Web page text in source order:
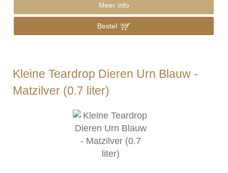
Meer info
Bestel
Kleine Teardrop Dieren Urn Blauw -
Matzilver (0.7 liter)